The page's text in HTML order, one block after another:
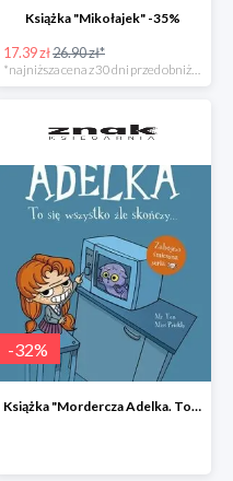
Książka "Mikołajek" -35%
17.39 zł26.90 zł*
*najniższa cena z 30 dni przed obniżką
-32%
Książka "Mordercza Adelka. To się wszystko źle skończy" -32%